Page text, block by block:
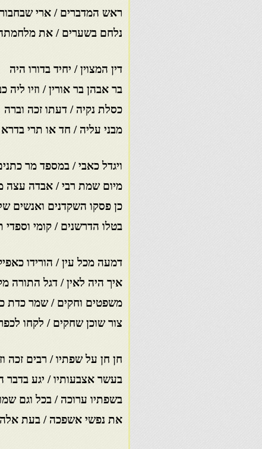
ראש המדברים / ארי
נלחם בשערים / את
דין המצוין / יחיד בדורו היה
בר אבהן בר אורין / וזיו ליה
כסלת נקיה / דעתו זכה וברה
מבני עליה / חד או תרי בדרא
ויגדל כאבי / במספד מר
מיום שמת רבי / אבדה עצה
כן פסקו השקדנים ואנשים
בטלו הדרשנים / קומי וספדי
דמעה מכל עין / הורידו
איך היה לאין / דגל התורה
משפטים וחקים / שמר כדת
צור שוכן שחקים / לקחו
חן חן על שפתיו / רבים זכה
בעשר אצבעותיו / יגע בדבר
בשפתיו ערוכה / בכל וגם
את נפשי אשפכה / בעת